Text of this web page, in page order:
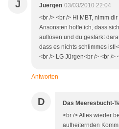
J Juergen 03/03/2010 22:04
<br /> <br /> Hi MBT, nimm
Ansonsten hoffe ich, dass
auflösen und du gestärkt
dass es nichts schlimmes
<br /> LG Jürgen<br /> <br />
Antworten
D Das Meeresbucht-
<br /> Alles wieder
aufheiternden